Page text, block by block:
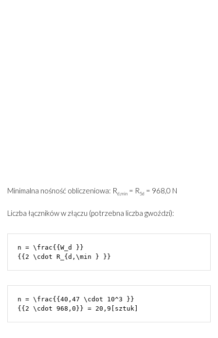
Minimalna nośność obliczeniowa: Rd,min = R5d = 968,0 N
Liczba łączników w złączu (potrzebna liczba gwoździ):
n = \frac{{W_d }}
n = \frac{{40,47 \cdot 10^3 }}